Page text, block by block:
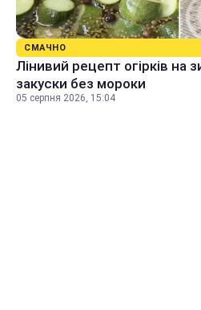
СМАЧНО
Лінивий рецепт огірків на
закуски без мороки
05 серпня 2026, 15:04